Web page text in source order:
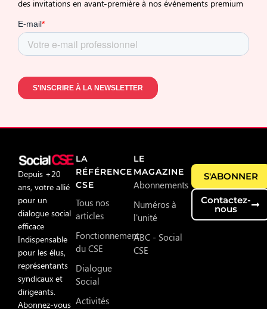
des invitations en avant-première à nos événements premium
Depuis +20
ans, votre allié
pour un
dialogue social
efficace
Indispensable
pour les élus,
représentants
syndicaux et
dirigeants.
Abonnez-vous
LA
RÉFÉRENCE
CSE
Tous nos
articles
Fonctionnement
du CSE
Dialogue
Social
Activités
LE
MAGAZINE
Abonnements
Numéros à
l'unité
ABC - Social
CSE
S'ABONNER
Contactez-
nous